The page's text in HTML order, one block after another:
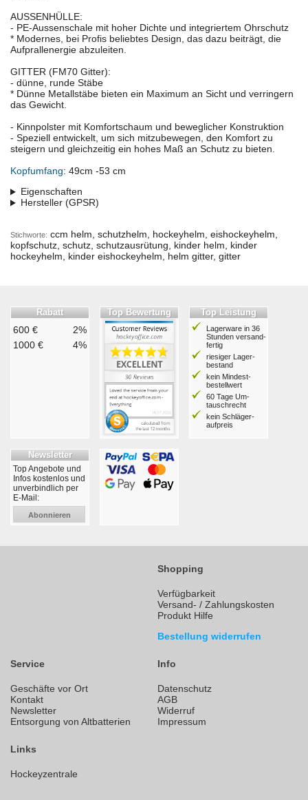
AUSSENHÜLLE:
- PE-Aussenschale mit hoher Dichte und integriertem Ohrschutz
* Modernes, bei Profis beliebtes Design, das dazu beiträgt, die
Aufprallenergie abzuleiten.
GITTER (FM70 Gitter):
- dünne, runde Stäbe
* Dünne Metallstäbe bieten ein Maximum an Sicht und verringern
das Gewicht.
- Kinnpolster mit Komfortschaum und beweglicher Konstruktion
- Speziell entwickelt, um sich mitzubewegen, den Komfort zu
steigern und gleichzeitig ein hohes Maß an Schutz zu bieten.
Kopfumfang: 49cm -53 cm
Eigenschaften
Hersteller (GPSR)
Stichworte: ccm helm, schutzhelm, hockeyhelm, eishockeyhelm,
kopfschutz, schutz, schutzausrütung, kinder helm, kinder
hockeyhelm, kinder eishockeyhelm, helm gitter, gitter
Rabatt
600 €
2%
1000 €
4%
Top Bewertung Top Leistung
Lagerware in 36
Stunden ver­sand­
fertig
riesiger Lager­
bestand
kein Mindest­
bestell­wert
60 Tage Um­
tausch­recht
kein Schläger­
aufpreis
Newsletter
Top Angebote und
Infos kostenlos und
unverbindlich per
E-Mail:
Abonnieren
Shopping
Verfügbarkeit
Versand- / Zahlungskosten
Produkt Hilfe
Bestellung widerrufen
Service
Geschäfte vor Ort
Kontakt
Newsletter
Entsorgung von Altbatterien
Info
Datenschutz
AGB
Widerruf
Impressum
Links
Hockeyzentrale